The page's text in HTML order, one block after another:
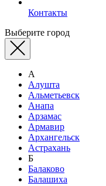
Контакты
Выберите город
А
Алушта
Альметьевск
Анапа
Арзамас
Армавир
Архангельск
Астрахань
Б
Балаково
Балашиха